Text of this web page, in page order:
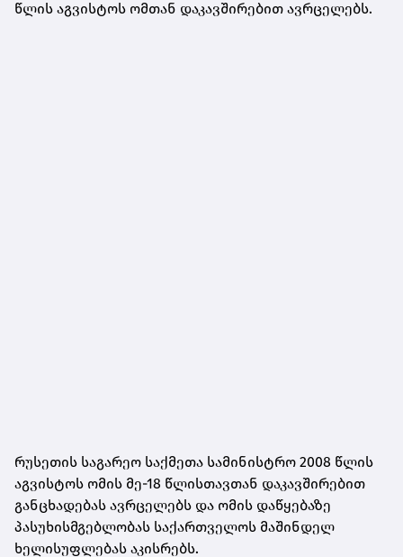
წლის აგვისტოს ომთან დაკავშირებით ავრცელებს.
რუსეთის საგარეო საქმეთა სამინისტრო 2008 წლის
აგვისტოს ომის მე-18 წლისთავთან დაკავშირებით
განცხადებას ავრცელებს და ომის დაწყებაზე
პასუხისმგებლობას საქართველოს მაშინდელ
ხელისუფლებას აკისრებს.